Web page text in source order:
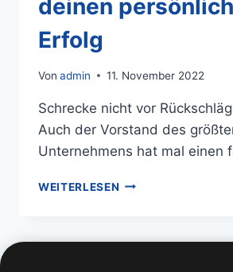
deinen
Erfolg
Von admin 11. November 2022
Schrecke nicht vor
Auch der Vorstand des
Unternehmens hat mal einen
WEITERLESEN